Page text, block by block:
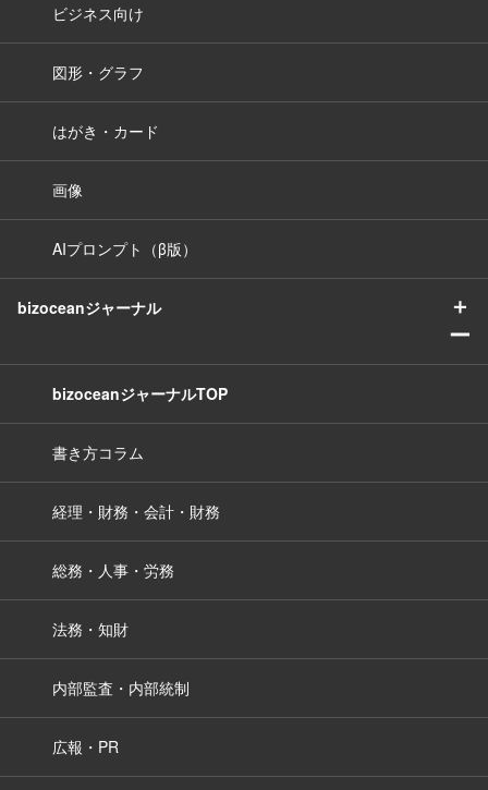
ビジネス向け
図形・グラフ
はがき・カード
画像
AIプロンプト（β版）
bizoceanジャーナル
＋
ー
bizoceanジャーナルTOP
書き方コラム
経理・財務・会計・財務
総務・人事・労務
法務・知財
内部監査・内部統制
広報・PR